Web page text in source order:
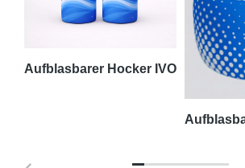
Aufblasbarer Hocker IVO